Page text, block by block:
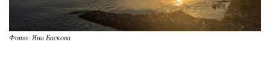
Фото: Яна Баскова